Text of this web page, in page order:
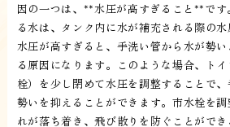
因の一つは、**水圧が高すぎること**で
る水は、タンク内に水が補充される際の水
水圧が高すぎると、手洗い管から水が勢
る原因になります。このような場合、ト
栓）を少し閉めて水圧を調整することで
勢いを抑えることができます。市水栓を
れが落ち着き、飛び散りを防ぐことがで